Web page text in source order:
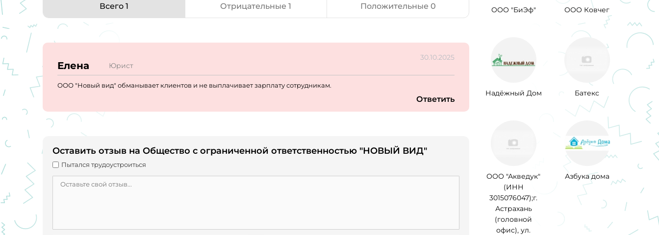
Всего 1 Отрицательные 1 Положительные 0
30.10.2025
Елена Юрист
ООО "Новый вид" обманывает клиентов и не выплачивает зарплату сотрудникам.
Ответить
Оставить отзыв на Общество с ограниченной ответственностью "НОВЫЙ ВИД"
Пытался трудоустроиться
ООО "БиЭф" ООО Ковчег
Надёжный Дом Батекс
ООО "Акведук"
(ИНН
3015076047);г.
Астрахань
(головной
офис), ул.
Азбука дома